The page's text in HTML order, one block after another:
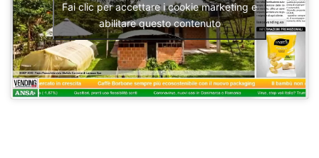
Fai clic per accettare i cookie marketing e
abilitare questo contenuto